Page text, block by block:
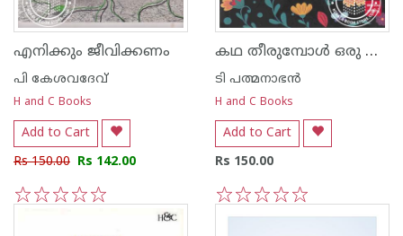
എനിക്കും ജീവിക്കണം
പി കേശവദേവ്‌
H and C Books
Add to Cart
Rs 150.00 Rs 142.00
കഥ തീരുമ്പോള്‍ ഒരു വാനമ്പാടി പറക്കുന്നു
ടി പത്മനാഭന്‍
H and C Books
Add to Cart
Rs 150.00